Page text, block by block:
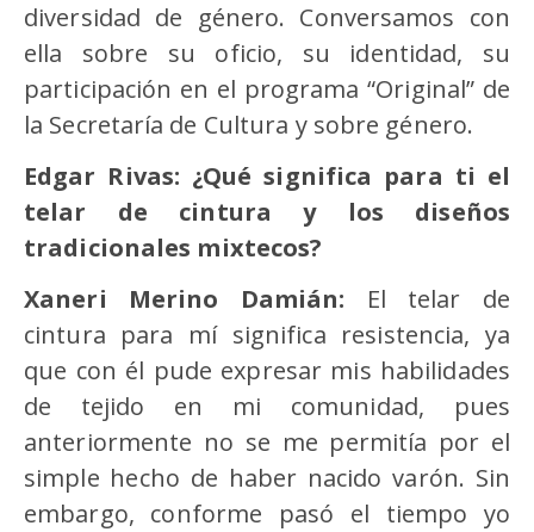
diversidad de género. Conversamos con
ella sobre su oficio, su identidad, su
participación en el programa “Original” de
la Secretaría de Cultura y sobre género.
Edgar Rivas: ¿Qué significa para ti el
telar de cintura y los diseños
tradicionales mixtecos?
Xaneri Merino Damián: El telar de
cintura para mí significa resistencia, ya
que con él pude expresar mis habilidades
de tejido en mi comunidad, pues
anteriormente no se me permitía por el
simple hecho de haber nacido varón. Sin
embargo, conforme pasó el tiempo yo